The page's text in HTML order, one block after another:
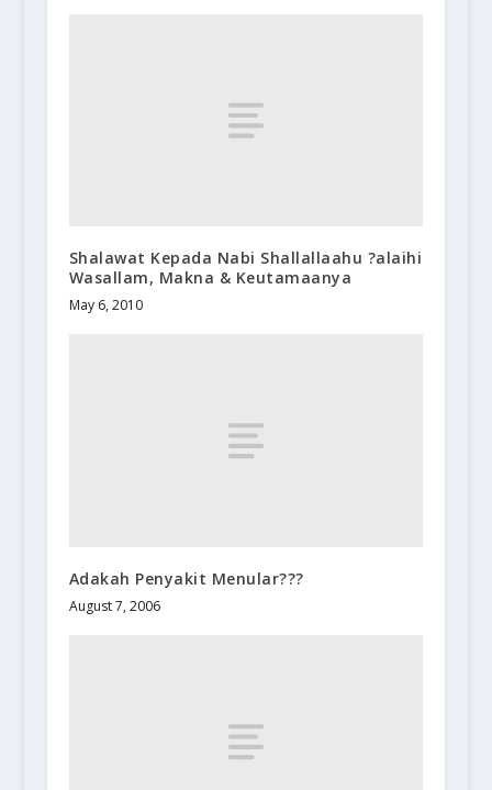
Shalawat Kepada Nabi Shallallaahu ?alaihi
Wasallam, Makna & Keutamaanya
May 6, 2010
Adakah Penyakit Menular???
August 7, 2006